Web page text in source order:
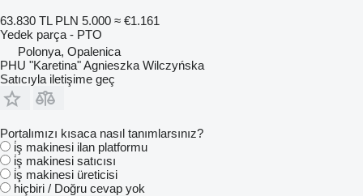
63.830 TL PLN 5.000 ≈ €1.161
Yedek parça - PTO
Polonya, Opalenica
PHU "Karetina" Agnieszka Wilczyńska
Satıcıyla iletişime geç
Portalımızı kısaca nasıl tanımlarsınız?
i̇ş makinesi ilan platformu
i̇ş makinesi satıcısı
i̇ş makinesi üreticisi
hiçbiri / Doğru cevap yok